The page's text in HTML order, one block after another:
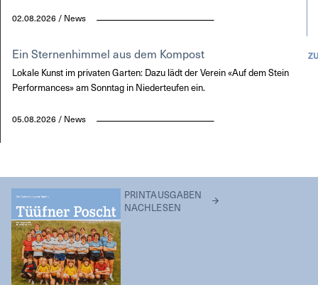
02.08.2026 / News
Ein Sternenhimmel aus dem Kompost
Lokale Kunst im privaten Garten: Dazu lädt der Verein «Auf dem Stein
Performances» am Sonntag in Niederteufen ein.
05.08.2026 / News
PRINTAUSGABEN
NACHLESEN